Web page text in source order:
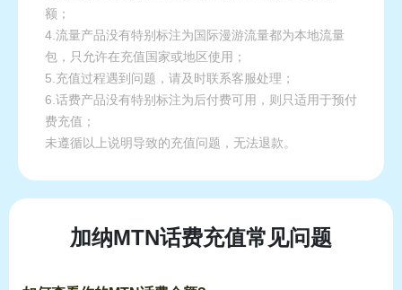
额；
4.流量产品没有特别标注为国际漫游流量都为本地流量
包，只允许在充值国家或地区使用；
5.充值过程遇到问题，请及时联系客服处理；
6.话费产品没有特别标注为后付费可用，则只适用于预付
费充值；
未遵循以上说明导致的充值问题，无法退款。
加纳MTN话费充值常见问题